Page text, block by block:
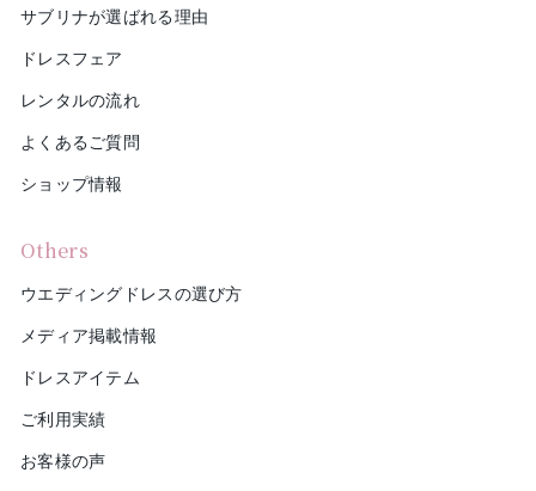
サブリナが選ばれる理由
ドレスフェア
レンタルの流れ
よくあるご質問
ショップ情報
Others
ウエディングドレスの選び方
メディア掲載情報
ドレスアイテム
ご利用実績
お客様の声